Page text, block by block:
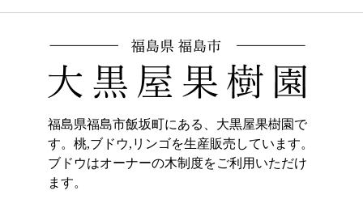
福島県福島市飯坂町にある、大黒屋果樹園で
す。桃,ブドウ,リンゴを生産販売しています。
ブドウはオーナーの木制度をご利用いただけ
ます。